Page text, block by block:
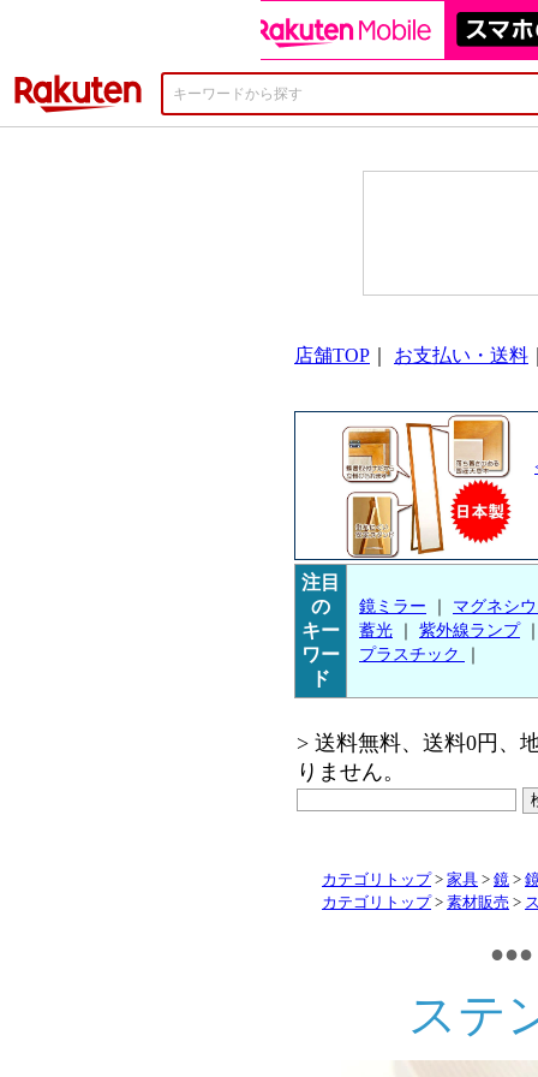
店舗TOP お支払い・送料
注目
の
キー
ワー
ド
鏡ミラー
マグネシ
蓄光
紫外線ランプ
プラスチック
> 送料無料、送料0円、
りません。
カテゴリトップ > 家具 > 鏡 >
カテゴリトップ > 素材販売 >
ステ